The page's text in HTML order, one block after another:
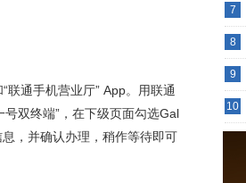
联通手机营业厅” App。用联通
双终端”，在下级页面勾选Gal
，并确认办理，稍作等待即可
7
8
9
10